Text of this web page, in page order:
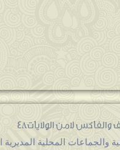
لامن الولايات48
والجماعات المحلية